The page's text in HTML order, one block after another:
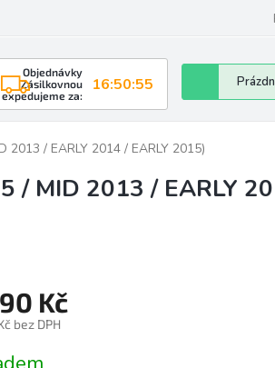
Objednávky
Zásilkovnou
expedujeme za:
16:50:54
košík
/ EARLY 2014 / EARLY 2015)
/ MID 2013 / EARLY
Kč
bez DPH